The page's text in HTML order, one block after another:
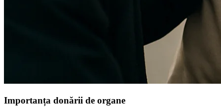
Importanța donării de organe